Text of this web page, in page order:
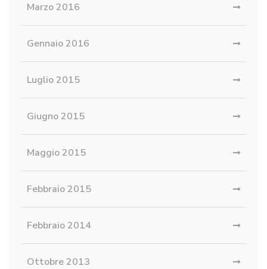
Marzo 2016
Gennaio 2016
Luglio 2015
Giugno 2015
Maggio 2015
Febbraio 2015
Febbraio 2014
Ottobre 2013